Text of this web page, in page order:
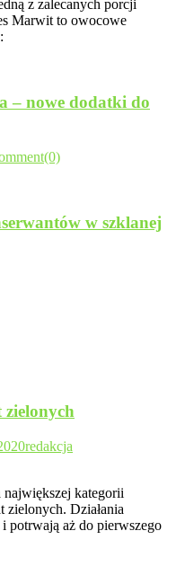
z zalecanych porcji
Marwit to owocowe
– nowe dodatki do
w szklanej
redakcja
największej kategorii
Działania
potrwają aż do pierwszego